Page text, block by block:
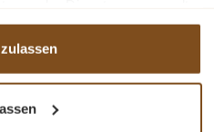
- Leeds -
in verschiedenen